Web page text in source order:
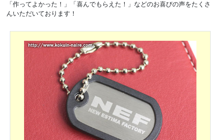
「作ってよかった！」「喜んでもらえた！」などのお喜びの声をたくさ
んいただいております！